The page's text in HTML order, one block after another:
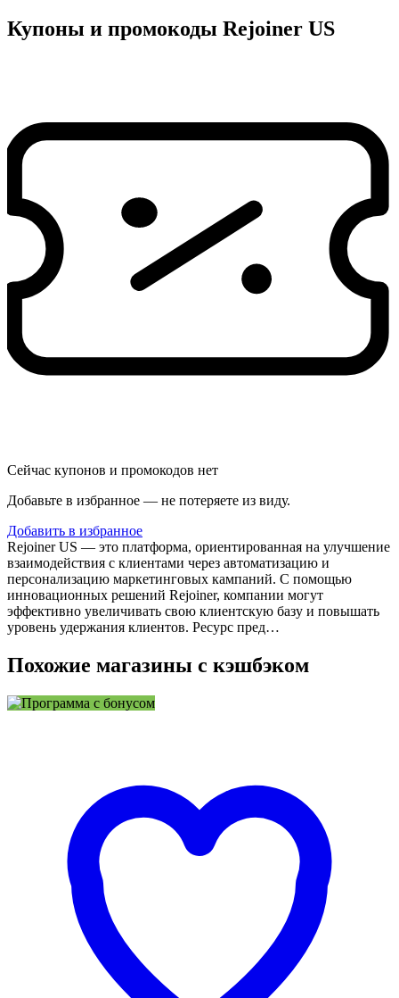
Купоны и промокоды Rejoiner US
Сейчас купонов и промокодов нет
Добавьте в избранное — не потеряете из виду.
Добавить в избранное
Rejoiner US — это платформа, ориентированная на улучшение
взаимодействия с клиентами через автоматизацию и
персонализацию маркетинговых кампаний. С помощью
инновационных решений Rejoiner, компании могут
эффективно увеличивать свою клиентскую базу и повышать
уровень удержания клиентов. Ресурс пред…
Похожие магазины с кэшбэком